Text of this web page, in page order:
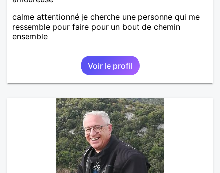
calme attentionné je cherche une personne qui me
ressemble pour faire pour un bout de chemin
ensemble
Voir le profil